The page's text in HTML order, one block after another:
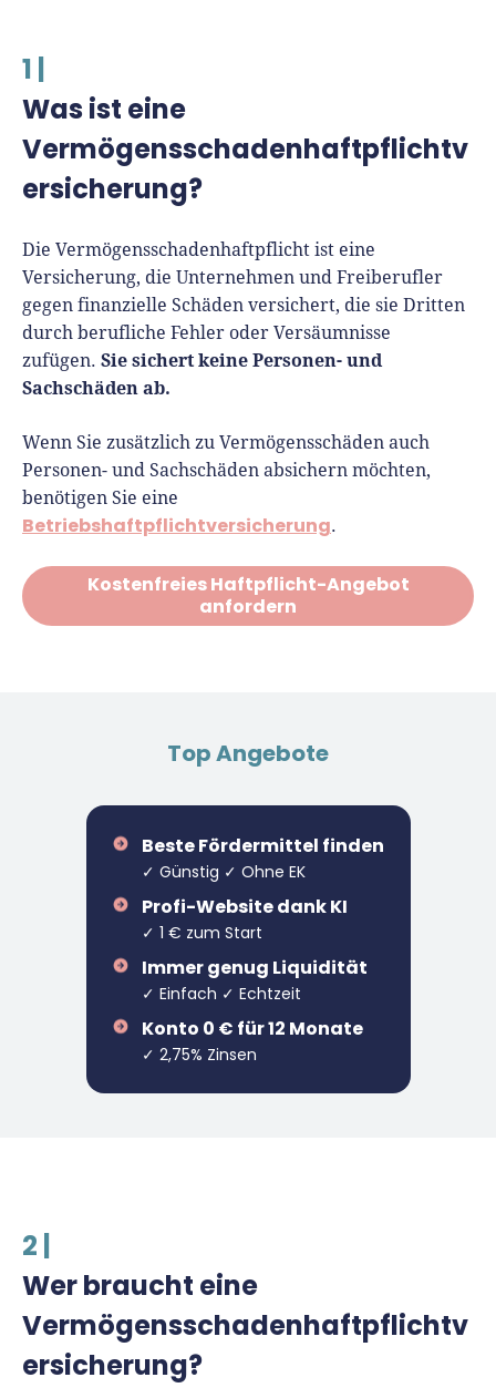
1 |
Was ist eine
Vermögensschadenhaftpflichtv
ersicherung?
Die Vermögensschadenhaftpflicht ist eine
Versicherung, die Unternehmen und Freiberufler
gegen finanzielle Schäden versichert, die sie Dritten
durch berufliche Fehler oder Versäumnisse
zufügen. Sie sichert keine Personen- und
Sachschäden ab.
Wenn Sie zusätzlich zu Vermögensschäden auch
Personen- und Sachschäden absichern möchten,
benötigen Sie eine
Betriebshaftpflichtversicherung.
Kostenfreies Haftpflicht-Angebot
anfordern
Top Angebote
Beste Fördermittel finden
✓ Günstig ✓ Ohne EK
Profi-Website dank KI
✓ 1 € zum Start
Immer genug Liquidität
✓ Einfach ✓ Echtzeit
Konto 0 € für 12 Monate
✓ 2,75% Zinsen
2 |
Wer braucht eine
Vermögensschadenhaftpflichtv
ersicherung?